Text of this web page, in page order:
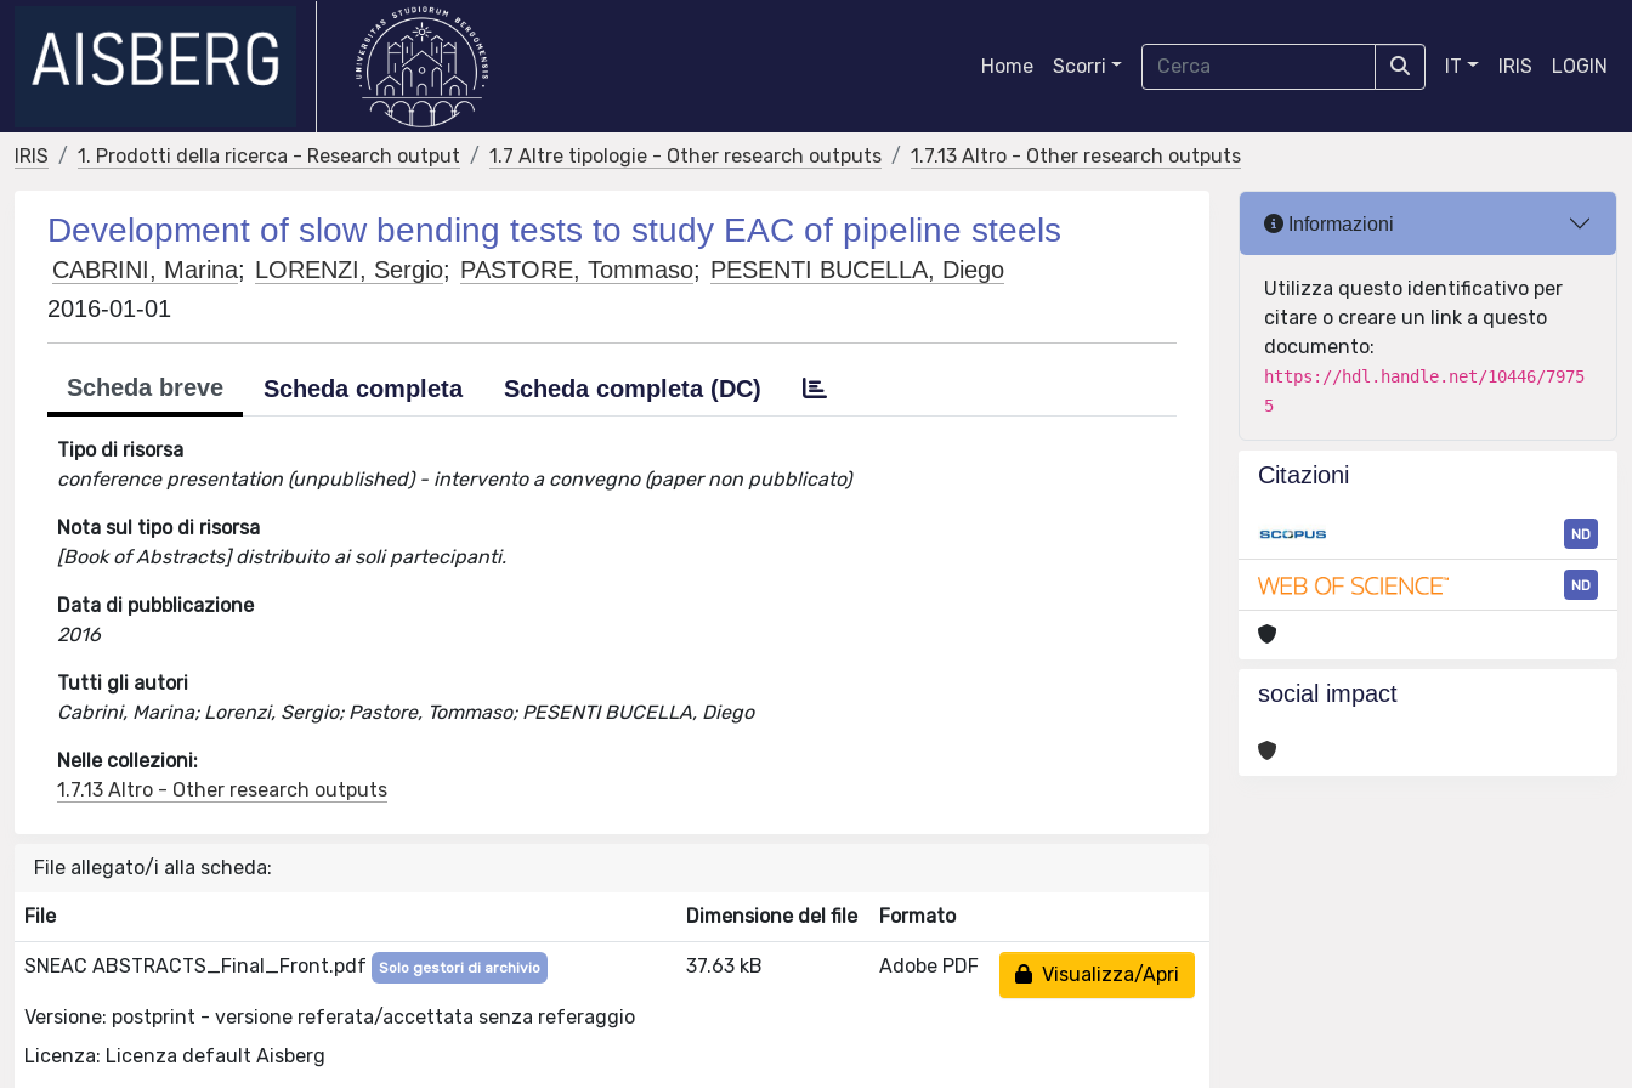
Home Scorri IT IRIS LOGIN
IRIS 1. Prodotti della ricerca - Research output 1.7 Altre tipologie - Other research outputs 1.7.13 Altro - Other research outputs
Development of slow bending tests to study EAC of pipeline steels
CABRINI, Marina; LORENZI, Sergio; PASTORE, Tommaso; PESENTI BUCELLA, Diego
2016-01-01
Scheda breve Scheda completa Scheda completa (DC)
Tipo di risorsa
conference presentation (unpublished) - intervento a convegno (paper non pubblicato)
Nota sul tipo di risorsa
[Book of Abstracts] distribuito ai soli partecipanti.
Data di pubblicazione
2016
Tutti gli autori
Cabrini, Marina; Lorenzi, Sergio; Pastore, Tommaso; PESENTI BUCELLA, Diego
Nelle collezioni:
1.7.13 Altro - Other research outputs
File allegato/i alla scheda:
File Dimensione del file Formato
SNEAC ABSTRACTS_Final_Front.pdf Solo gestori di archivio
Versione: postprint - versione referata/accettata senza referaggio
Licenza: Licenza default Aisberg
37.63 kB Adobe PDF Visualizza/Apri
Informazioni
Utilizza questo identificativo per
citare o creare un link a questo
documento:
https://hdl.handle.net/10446/7975
5
Citazioni
ND
ND
social impact